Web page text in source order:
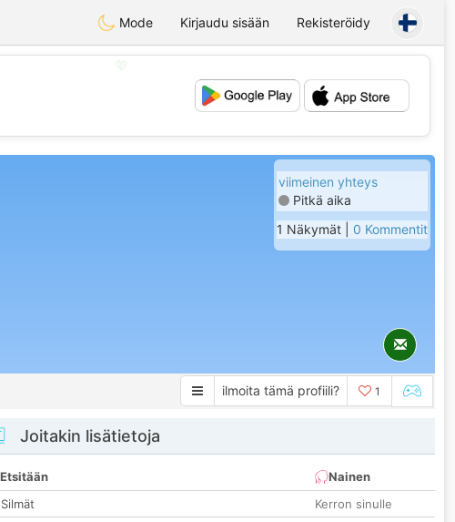
Mode Kirjaudu sisään Rekisteröidy
💕
viimeinen yhteys
Pitkä aika
1 Näkymät | 0 Kommentit
ilmoita tämä profiili? 1
Joitakin lisätietoja
Etsitään
Nainen
Silmät
Kerron sinulle